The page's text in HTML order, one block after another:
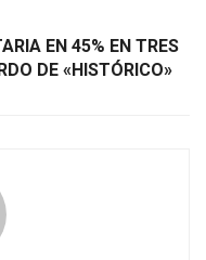
EN 45% EN TRES
DE «HISTÓRICO»